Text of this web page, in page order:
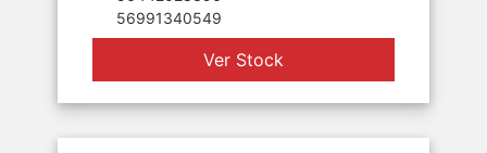
56991340549
Ver Stock